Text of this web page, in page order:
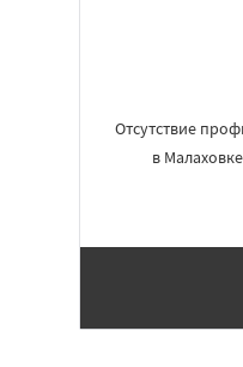
Отсутствие
в